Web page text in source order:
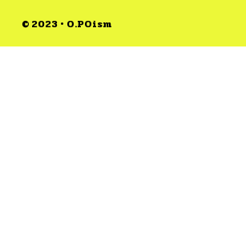
© 2023 • O.POism